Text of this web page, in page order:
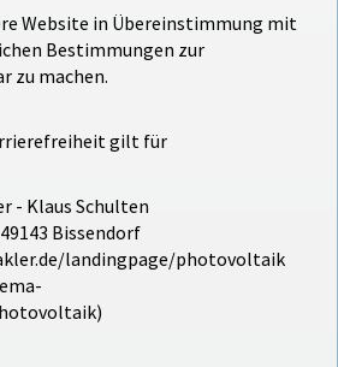
Website in Übereinstimmung mit
Bestimmungen zur
zu machen.
gilt für
- Klaus Schulten
Bissendorf
landingpage/photovoltaik